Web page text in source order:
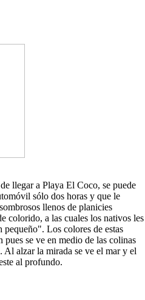
llegar a Playa El Coco, se puede
sólo dos horas y que le
llenos de planicies
colorido, a las cuales los nativos les
Los colores de estas
se ve en medio de las colinas
alzar la mirada se ve el mar y el
al profundo.